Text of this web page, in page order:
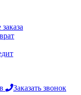
Заказать звонок